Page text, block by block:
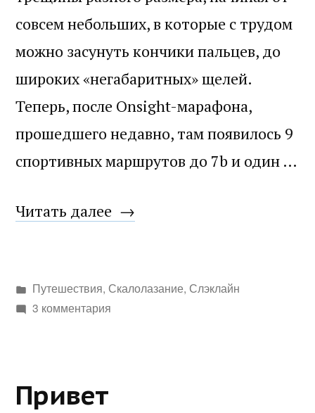
совсем небольших, в которые с трудом
можно засунуть кончики пальцев, до
широких «негабаритных» щелей.
Теперь, после Onsight-марафона,
прошедшего недавно, там появилось 9
спортивных маршрутов до 7b и один …
Читать далее «Потоки
Озера
Написано
в
Путешествия, Скалолазание, Слэклайн
3 комментария
Привет